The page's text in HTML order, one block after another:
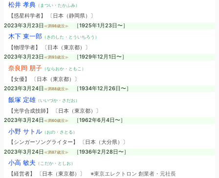
松井 孝典（まつい・たかふみ）
【惑星科学者】 〔日本（静岡県）〕
2023年3月23日 ≪満98歳没≫ ［1925年1月23日〜］
木下 東一郎（きのした・とういちろう）
【物理学者】 〔日本（東京都）〕
2023年3月23日 ≪満93歳没≫ ［1929年12月1日〜］
奈良岡 朋子（ならおか・ともこ）
【女優】 〔日本（東京都）〕
2023年3月24日 ≪満88歳没≫ ［1934年12月26日〜］
飯塚 定雄（いいづか・さだお）
【光学合成技師】 〔日本（東京都）〕
2023年3月24日 ≪満60歳没≫ ［1962年6月4日〜］
小野 サトル（おの・さとる）
【シンガーソングライター】 〔日本（大分県）〕
2023年3月24日 ≪満87歳没≫ ［1936年2月28日〜］
小高 敏夫 （こだか・としお）
【経営者】 〔日本（東京都）〕 ※東京エレクトロン 創業者・元社長